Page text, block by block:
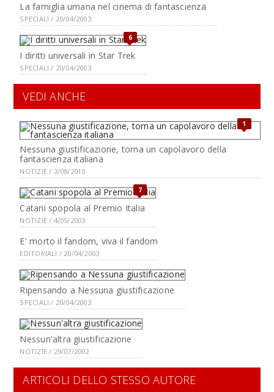
La famiglia umana nel cinema di fantascienza
SPECIALI / 20/04/2003
6
I diritti universali in Star Trek
SPECIALI / 20/04/2003
VEDI ANCHE
1
Nessuna giustificazione, torna un capolavoro della
fantascienza italiana
NOTIZIE / 2/08/2010
7
Catani spopola al Premio Italia
NOTIZIE / 4/05/2003
E' morto il fandom, viva il fandom
EDITORIALI / 20/04/2003
Ripensando a Nessuna giustificazione
SPECIALI / 20/04/2003
Nessun'altra giustificazione
NOTIZIE / 29/07/2002
ARTICOLI DELLO STESSO AUTORE